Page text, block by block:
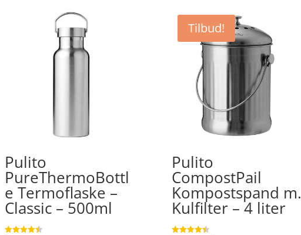
Pulito
PureThermoBottl
e Termoflaske –
Classic – 500ml
Tilbud!
Pulito
CompostPail
Kompostspand m.
Kulfilter – 4 liter